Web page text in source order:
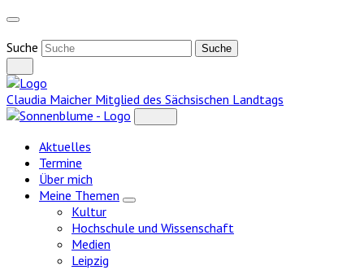
Weiter
Inhalt
Suche
Claudia Maicher Mitglied des Sächsischen Landtags
Aktuelles
Termine
Über mich
Meine Themen
Zeige
Kultur
Hochschule und Wissenschaft
Medien
Leipzig